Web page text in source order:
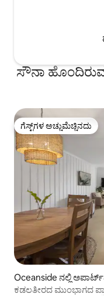
ಸೌನಾ
ಗೆಸ್ಟ್‌ಗಳ ಅಚ್ಚುಮೆಚ್ಚಿನದು
ಗೆಸ್ಟ್‌ಗಳ ಅಚ್ಚುಮೆಚ್ಚಿನದು
Oceanside ನಲ್ಲಿ
ಕಡಲತೀರದ ಮುಂಭಾಗದ